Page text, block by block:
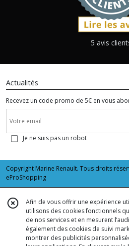
5 avis
Actualités
Recevez un code promo de 5€ en vous
Je ne suis pas un robot
Copyright Marine Renault. Tous droits
eProShopping
Afin de vous offrir une expérience
utilisons des cookies fonctionnels
de nos services et en mesurent
également des cookies de suivi
montrer des publicités